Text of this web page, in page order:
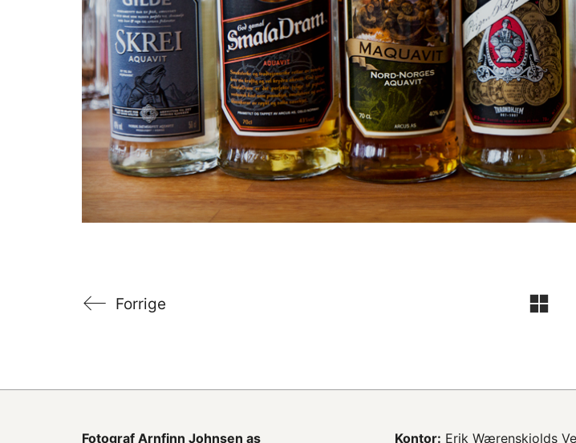
Forrige
Fotograf Arnfinn Johnsen as Kontor: Erik Wærenskiolds